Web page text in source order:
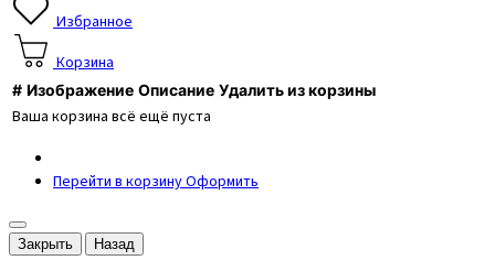
Избранное
Корзина
# Изображение Описание Удалить из корзины
Ваша корзина всё ещё пуста
Перейти в корзинуОформить
Закрыть Назад